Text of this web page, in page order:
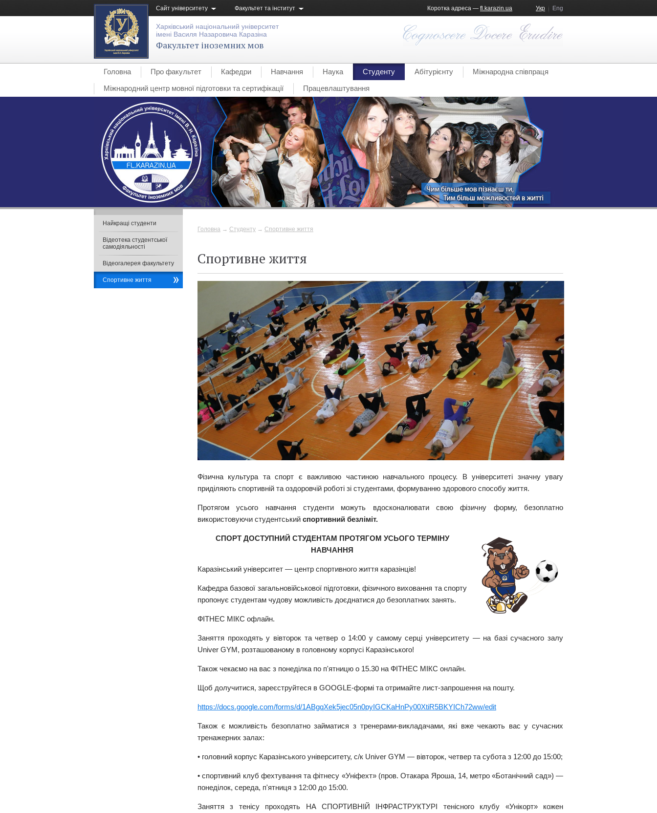
Сайт університету Факультет та інститут Укр Eng
Коротка адреса — fl.karazin.ua
Харківський національний університет
імені Василя Назаровича Каразіна
Факультет іноземних мов
Головна Про факультет Кафедри Навчання Наука Студенту Абітурієнту
Міжнародна співпраця
Міжнародний центр мовної підготовки та сертифікації
Працевлаштування
Головна → Студенту → Спортивне життя
Спортивне життя
Фізична культура та спорт є важливою частиною навчального процесу. В університеті значну увагу
приділяють спортивній та оздоровчій роботі зі студентами, формуванню здорового способу життя.
Протягом усього навчання студенти можуть вдосконалювати свою фізичну форму, безоплатно
використовуючи студентський спортивний безліміт.
СПОРТ ДОСТУПНИЙ СТУДЕНТАМ ПРОТЯГОМ УСЬОГО ТЕРМІНУ
НАВЧАННЯ
Каразінський університет — центр спортивного життя каразінців!
Кафедра базової загальновійськової підготовки, фізичного виховання та спорту
пропонує студентам чудову можливість доєднатися до безоплатних занять.
ФІТНЕС МІКС офлайн.
Заняття проходять у вівторок та четвер о 14:00 у самому серці університету — на базі сучасного залу
Univer GYM, розташованому в головному корпусі Каразінського!
Також чекаємо на вас з понеділка по п'ятницю о 15.30 на ФІТНЕС МІКС онлайн.
Щоб долучитися, зареєструйтеся в GOOGLE-формі та отримайте лист-запрошення на пошту.
https://docs.google.com/forms/d/1ABgqXek5jec05n0pyIGCKaHnPy00XtiR5BKYICh72ww/edit
Також є можливість безоплатно займатися з тренерами-викладачами, які вже чекають вас у сучасних
тренажерних залах:
• головний корпус Каразінського університету, с/к Univer GYM — вівторок, четвер та субота з 12:00 до 15:00;
• спортивний клуб фехтування та фітнесу «Уніфехт» (пров. Отакара Яроша, 14, метро «Ботанічний сад») —
понеділок, середа, п'ятниця з 12:00 до 15:00.
Заняття з тенісу проходять НА СПОРТИВНІЙ ІНФРАСТРУКТУРІ тенісного клубу «Унікорт» кожен
Найкращі студенти
Відеотека студентської
самодіяльності
Відеогалерея факультету
Спортивне життя